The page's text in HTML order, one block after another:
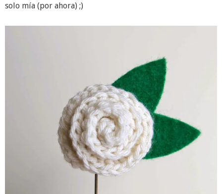
solo mía (por ahora) ;)